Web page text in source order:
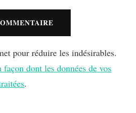
pour réduire les indésirables.
dont les données de vos
.